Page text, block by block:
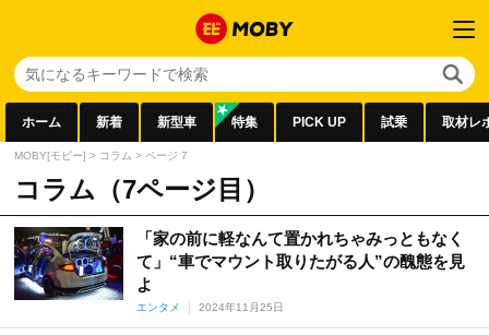
ホーム 新着 新型車 特集 PICK UP 試乗 取材レ
MOBY[モビー] > コラム > ページ 7
コラム（7ページ目）
「家の前に軽なんて置かれちゃみっともなく
て」“車でマウント取りたがる人”の醜態を見
よ
エンタメ 2024年11月25日